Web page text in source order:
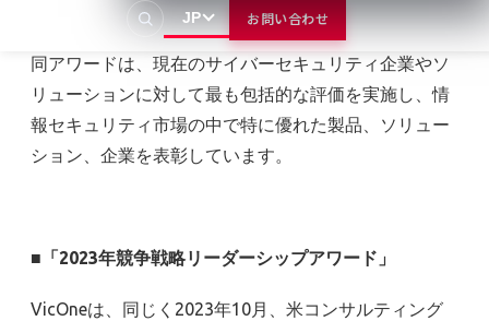
JP お問い合わせ
査を支援します。
同アワードは、現在のサイバーセキュリティ企業やソ
リューションに対して最も包括的な評価を実施し、情
報セキュリティ市場の中で特に優れた製品、ソリュー
ション、企業を表彰しています。
■「2023年競争戦略リーダーシップアワード」
VicOneは、同じく2023年10月、米コンサルティング